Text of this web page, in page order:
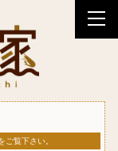
覧下さい。